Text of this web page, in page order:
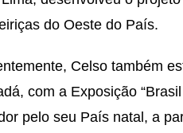
do Oeste do País.
Celso também
com a Exposição
pelo seu País natal, a